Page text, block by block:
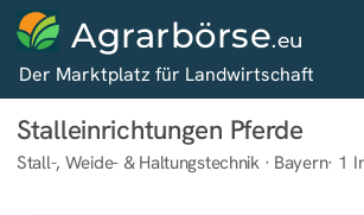
Agrarbörse.eu
Der Marktplatz für Landwirtschaft
Stalleinrichtungen Pferde
Stall-, Weide- & Haltungstechnik · Bayern 1